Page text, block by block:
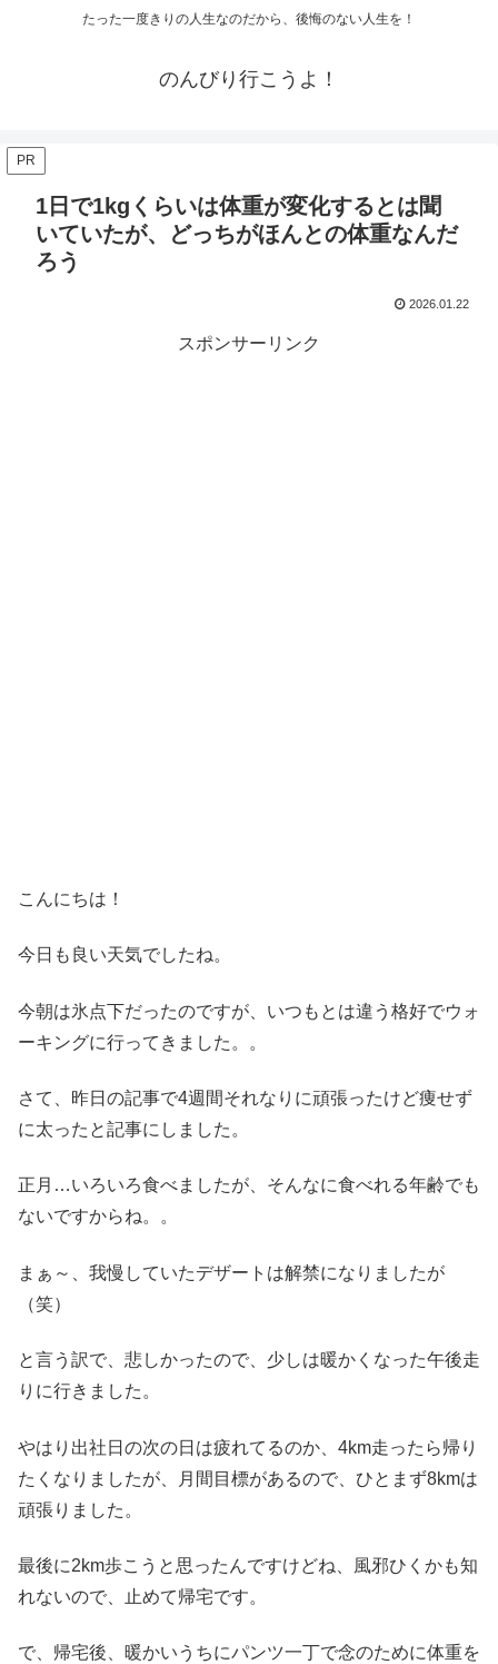
たった一度きりの人生なのだから、後悔のない人生を！
のんびり行こうよ！
PR
1日で1kgくらいは体重が変化するとは聞
いていたが、どっちがほんとの体重なんだ
ろう
2026.01.22
スポンサーリンク
こんにちは！
今日も良い天気でしたね。
今朝は氷点下だったのですが、いつもとは違う格好でウォ
ーキングに行ってきました。。
さて、昨日の記事で4週間それなりに頑張ったけど痩せず
に太ったと記事にしました。
正月…いろいろ食べましたが、そんなに食べれる年齢でも
ないですからね。。
まぁ～、我慢していたデザートは解禁になりましたが
（笑）
と言う訳で、悲しかったので、少しは暖かくなった午後走
りに行きました。
やはり出社日の次の日は疲れてるのか、4km走ったら帰り
たくなりましたが、月間目標があるので、ひとまず8kmは
頑張りました。
最後に2km歩こうと思ったんですけどね、風邪ひくかも知
れないので、止めて帰宅です。
で、帰宅後、暖かいうちにパンツ一丁で念のために体重を